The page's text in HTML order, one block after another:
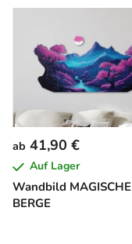
Wandbild MAGISCHE
BERGE
ab 41,90 €
Auf Lager